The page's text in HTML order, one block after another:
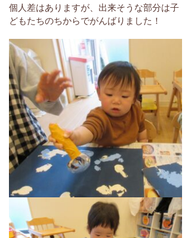
個人差はありますが、出来そうな部分は子
どもたちのちからでがんばりました！